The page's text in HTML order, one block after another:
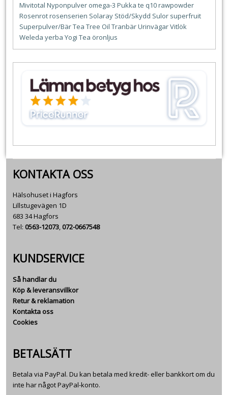
Mivitotal Nyponpulver omega-3 Pukka te q10rawpowder
Rosenrotrosenserien Solaray Stöd/Skydd Sulor superfruit
Superpulver/BärTea Tree Oil TranbärUrinvägarVitlök
Weleda yerba Yogi Tea öronljus
KONTAKTA OSS
Hälsohuset i Hagfors
Lillstugevägen 1D
683 34 Hagfors
Tel: 0563-12073,072-0667548
KUNDSERVICE
Så handlar du
Köp & leveransvillkor
Retur & reklamation
Kontakta oss
Cookies
BETALSÄTT
Betala via PayPal. Du kan betala med kredit- eller bankkort om du
inte har något PayPal-konto.